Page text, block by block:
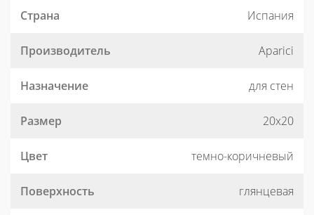
Страна Испания
Производитель Aparici
Назначение для стен
Размер 20x20
Цвет темно-коричневый
Поверхность глянцевая